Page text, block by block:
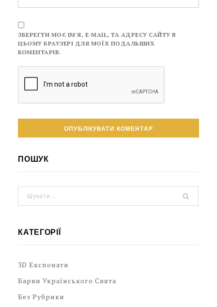
ЗБЕРЕГТИ МОЄ ІМ'Я, E-MAIL, ТА АДРЕСУ САЙТУ В
ЦЬОМУ БРАУЗЕРІ ДЛЯ МОЇХ ПОДАЛЬШИХ
КОМЕНТАРІВ.
ПОШУК
КАТЕГОРІЇ
3D Експонати
Барви Українського Свята
Без Рубрики